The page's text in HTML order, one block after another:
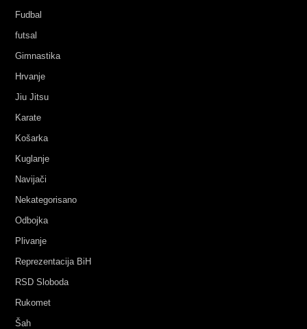
Fudbal
futsal
Gimnastika
Hrvanje
Jiu Jitsu
Karate
Košarka
Kuglanje
Navijači
Nekategorisano
Odbojka
Plivanje
Reprezentacija BiH
RSD Sloboda
Rukomet
Šah